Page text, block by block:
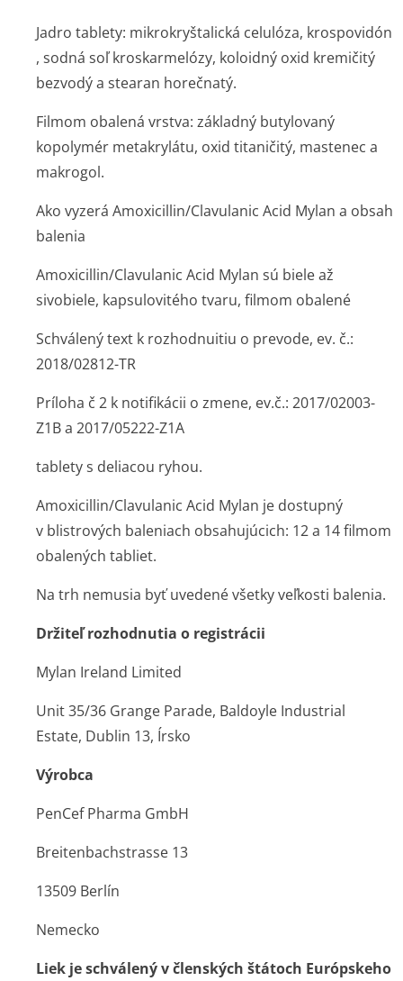
Jadro tablety: mikrokryštalická celulóza, krospovidón
, sodná soľ kroskarmelózy, koloidný oxid kremičitý
bezvodý a stearan horečnatý.
Filmom obalená vrstva: základný butylovaný
kopolymér metakrylátu, oxid titaničitý, mastenec a
makrogol.
Ako vyzerá Amoxicillin/Clavulanic Acid Mylan a obsah
balenia
Amoxicillin/Cla­vulanic Acid Mylan sú biele až
sivobiele, kapsulovitého tvaru, filmom obalené
Schválený text k rozhodnuitiu o prevode, ev. č.:
2018/02812-TR
Príloha č 2 k notifikácii o zmene, ev.č.: 2017/02003-
Z1B a 2017/05222-Z1A
tablety s deliacou ryhou.
Amoxicillin/Cla­vulanic Acid Mylan je dostupný
v blistrových baleniach obsahujúcich: 12 a 14 filmom
obalených tabliet.
Na trh nemusia byť uvedené všetky veľkosti balenia.
Držiteľ rozhodnutia o registrácii
Mylan Ireland Limited
Unit 35/36 Grange Parade, Baldoyle Industrial
Estate, Dublin 13, Írsko
Výrobca
PenCef Pharma GmbH
Breitenbachstrasse 13
13509 Berlín
Nemecko
Liek je schválený v členských štátoch Európskeho